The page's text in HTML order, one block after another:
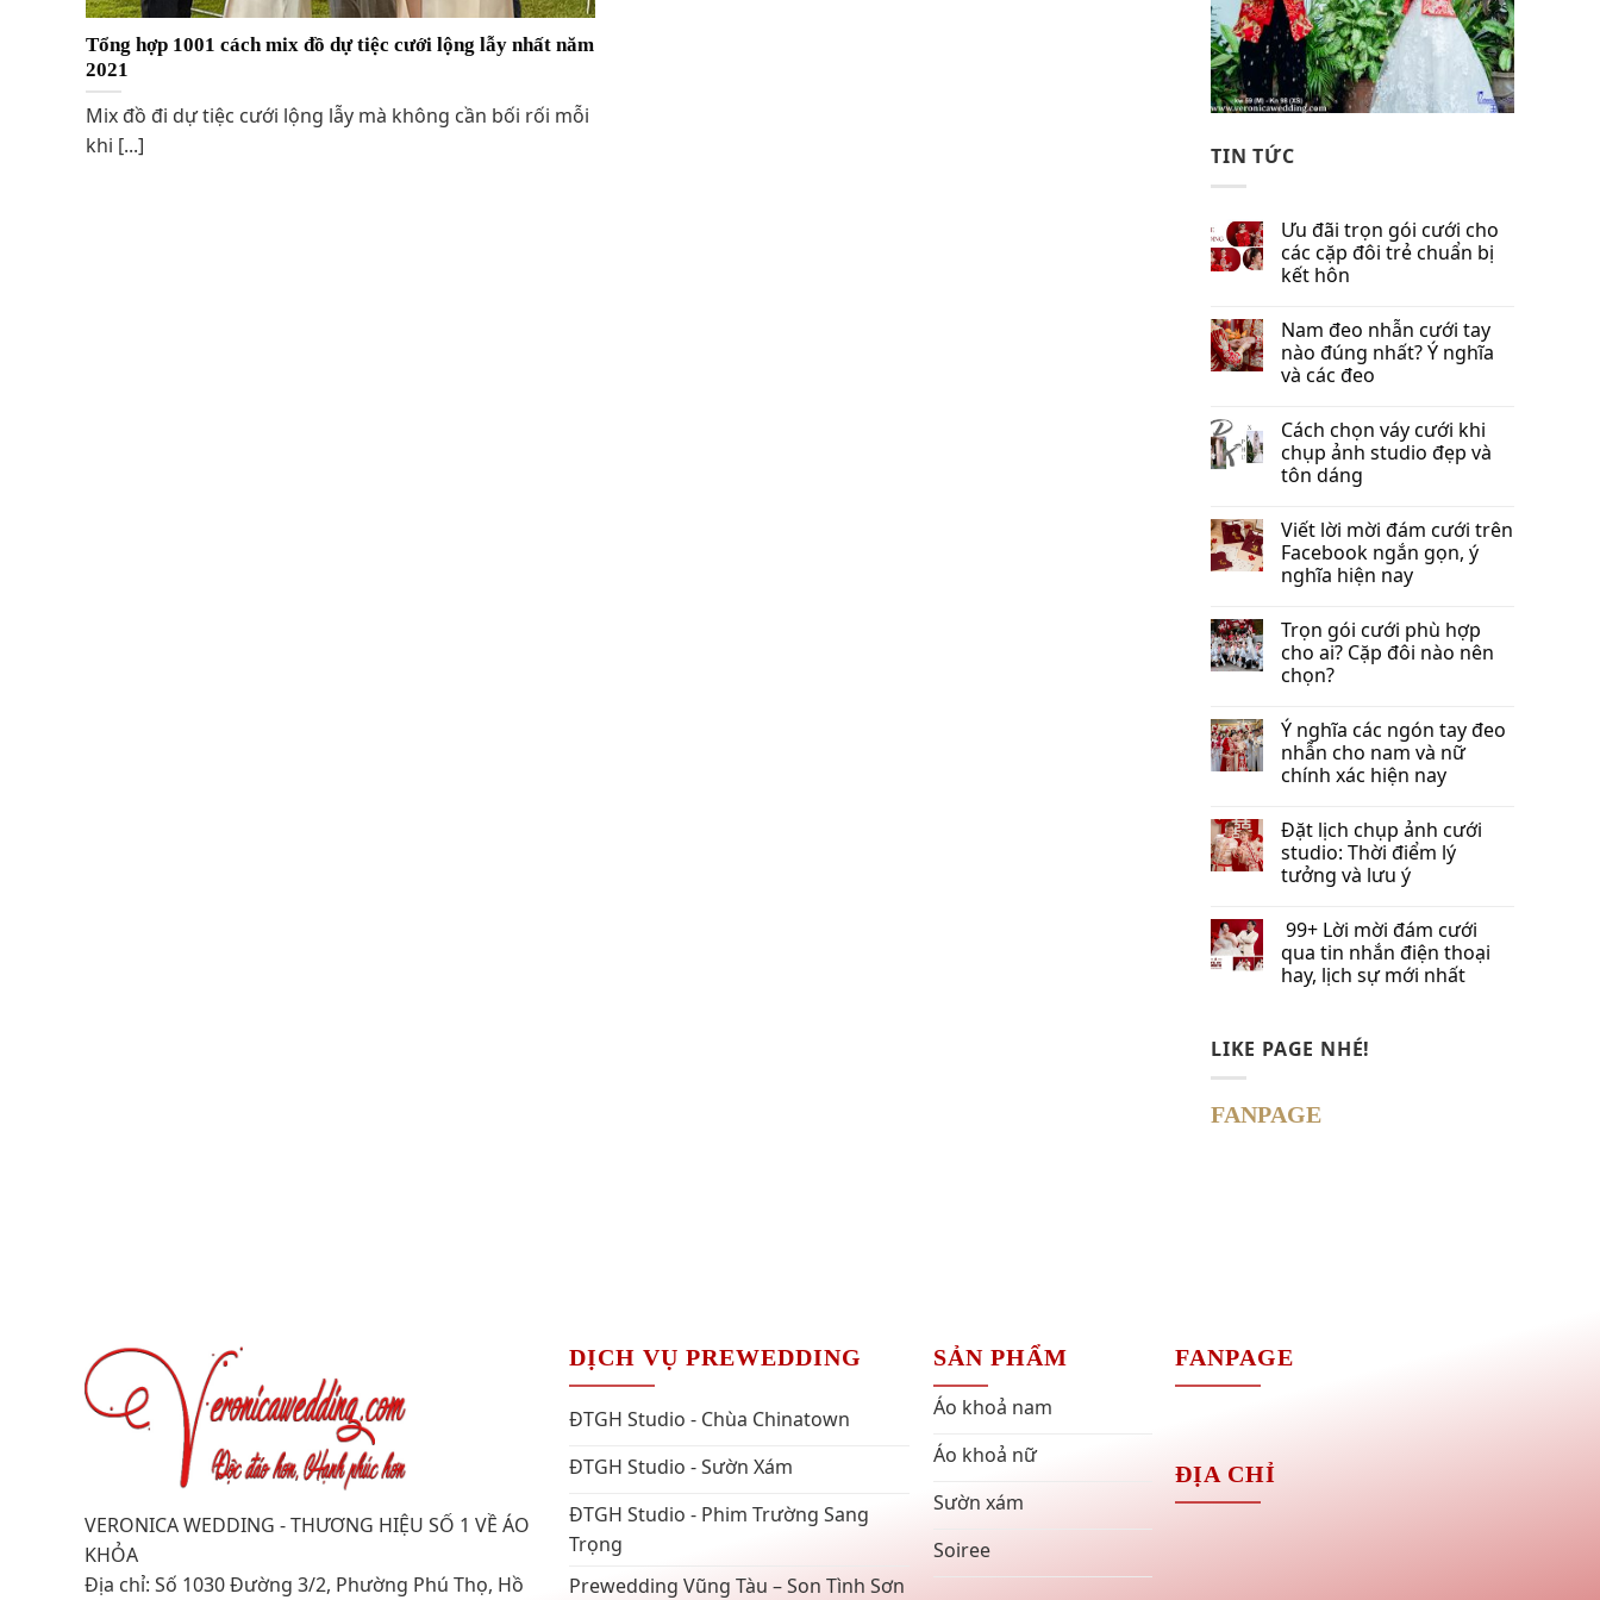
Tổng hợp 1001 cách mix đồ dự tiệc cưới lộng lẫy nhất năm
2021
Mix đồ đi dự tiệc cưới lộng lẫy mà không cần bối rối mỗi
khi [...]
TIN TỨC
Ưu đãi trọn gói cưới cho
các cặp đôi trẻ chuẩn bị
kết hôn
Nam đeo nhẫn cưới tay
nào đúng nhất​? Ý nghĩa
và các đeo
Cách chọn váy cưới khi
chụp ảnh studio đẹp và
tôn dáng
Viết lời mời đám cưới trên
Facebook​ ngắn gọn, ý
nghĩa hiện nay
Trọn gói cưới phù hợp
cho ai? Cặp đôi nào nên
chọn?
Ý nghĩa các ngón tay đeo
nhẫn cho nam và nữ
chính xác hiện nay
Đặt lịch chụp ảnh cưới
studio: Thời điểm lý
tưởng và lưu ý
99+ Lời mời đám cưới
qua tin nhắn​ điện thoại
hay, lịch sự mới nhất
LIKE PAGE NHÉ!
FANPAGE
VERONICA WEDDING - THƯƠNG HIỆU SỐ 1 VỀ ÁO
KHỎA
Địa chỉ: Số 1030 Đường 3/2, Phường Phú Thọ, Hồ
DỊCH VỤ PREWEDDING
ĐTGH Studio - Chùa Chinatown
ĐTGH Studio - Sườn Xám
ĐTGH Studio - Phim Trường Sang
Trọng
Prewedding Vũng Tàu – Son Tình Sơn
SẢN PHẨM
Áo khoả nam
Áo khoả nữ
Sườn xám
Soiree
FANPAGE
ĐỊA CHỈ